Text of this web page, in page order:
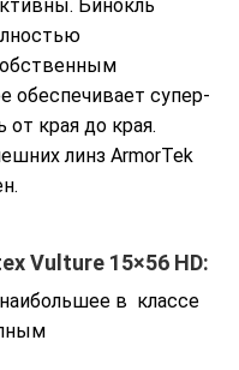
Бинокль
обеспечивает супер-
от края до края.
линз ArmorTek
Vulture 15×56 HD:
в классе